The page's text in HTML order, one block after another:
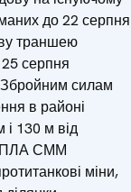
до 22 серпня
траншею
серпня
Збройним силам
в районі
і 130 м від
БПЛА СММ
міни,